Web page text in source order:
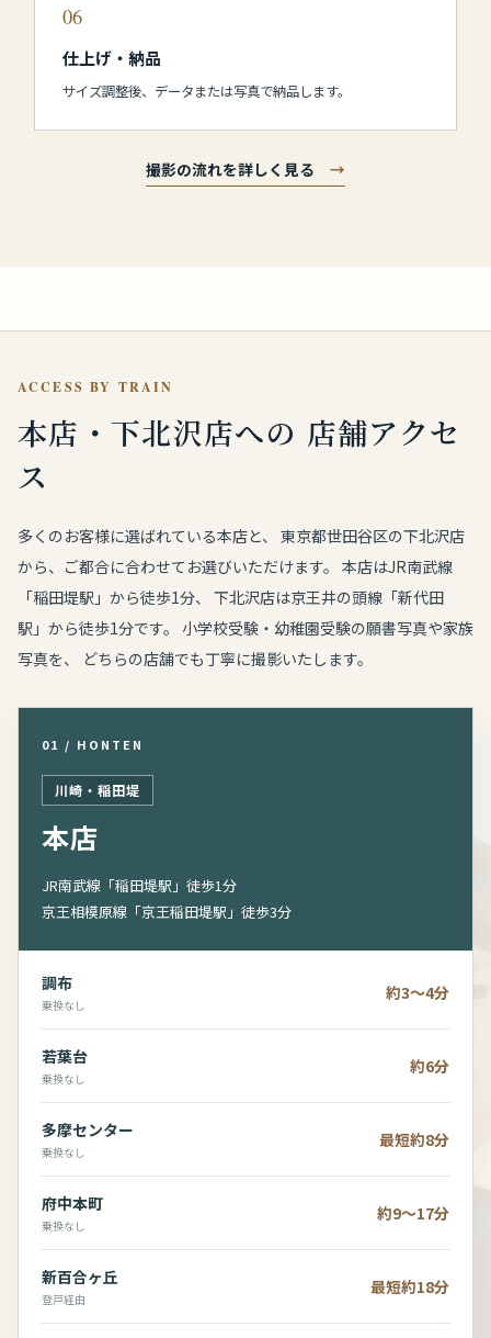
06
仕上げ・納品
サイズ調整後、データまたは写真で納品します。
撮影の流れを詳しく見る →
ACCESS BY TRAIN
本店・下北沢店への 店舗アクセ
ス
多くのお客様に選ばれている本店と、 東京都世田谷区の下北沢店
から、ご都合に合わせてお選びいただけます。 本店はJR南武線
「稲田堤駅」から徒歩1分、 下北沢店は京王井の頭線「新代田
駅」から徒歩1分です。 小学校受験・幼稚園受験の願書写真や家族
写真を、 どちらの店舗でも丁寧に撮影いたします。
01 / HONTEN
川崎・稲田堤
本店
JR南武線「稲田堤駅」徒歩1分
京王相模原線「京王稲田堤駅」徒歩3分
調布
乗換なし
約3～4分
若葉台
乗換なし
約6分
多摩センター
乗換なし
最短約8分
府中本町
乗換なし
約9～17分
新百合ヶ丘
登戸経由
最短約18分